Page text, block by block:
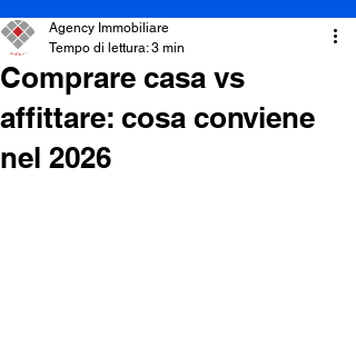
Comprare casa vs
affittare: cosa conviene
nel 2026
Agency Immobiliare
Tempo di lettura: 3 min